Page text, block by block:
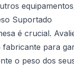
Suportado
é crucial.
para
o peso dos